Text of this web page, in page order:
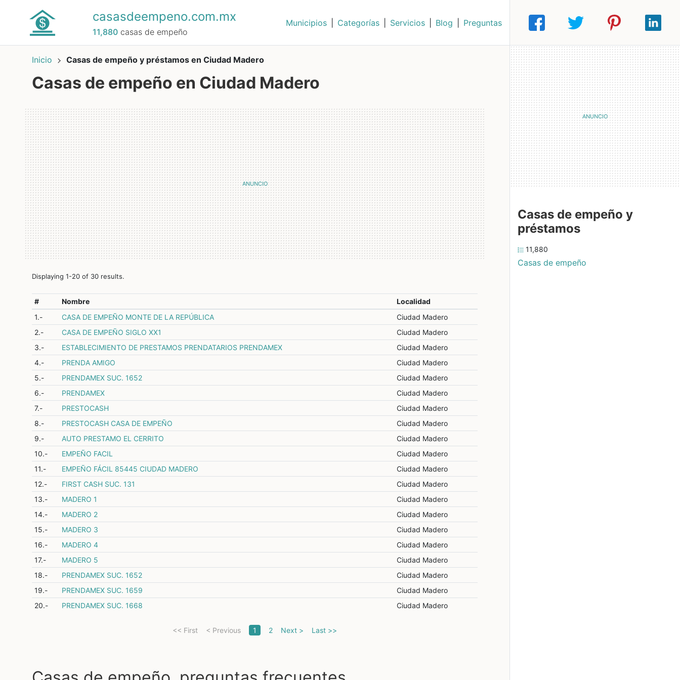
casasdeempeno.com.mx
11,880casas de empeño
Municipios Categorías Servicios Blog Preguntas
Inicio Casas de empeño y préstamos en Ciudad Madero
Casas de empeño en Ciudad Madero
Displaying 1-20 of 30 results.
# Nombre
Localidad
1.-
CASA DE EMPEÑO MONTE DE LA REPÚBLICA
Ciudad Madero
2.-
CASA DE EMPEÑO SIGLO XX1
Ciudad Madero
3.-
ESTABLECIMIENTO DE PRESTAMOS PRENDATARIOS PRENDAMEX
Ciudad Madero
4.-
PRENDA AMIGO
Ciudad Madero
5.-
PRENDAMEX SUC. 1652
Ciudad Madero
6.-
PRENDAMEX
Ciudad Madero
7.-
PRESTOCASH
Ciudad Madero
8.-
PRESTOCASH CASA DE EMPEÑO
Ciudad Madero
9.-
AUTO PRESTAMO EL CERRITO
Ciudad Madero
10.-
EMPEÑO FACIL
Ciudad Madero
11.-
EMPEÑO FÁCIL 85445 CIUDAD MADERO
Ciudad Madero
12.-
FIRST CASH SUC. 131
Ciudad Madero
13.-
MADERO 1
Ciudad Madero
14.-
MADERO 2
Ciudad Madero
15.-
MADERO 3
Ciudad Madero
16.-
MADERO 4
Ciudad Madero
17.-
MADERO 5
Ciudad Madero
18.-
PRENDAMEX SUC. 1652
Ciudad Madero
19.-
PRENDAMEX SUC. 1659
Ciudad Madero
20.-
PRENDAMEX SUC. 1668 Ciudad Madero
<< First < Previous 1 (current)
2 Next > Last >>
Casas de empeño y
préstamos
11,880
Casas de empeño